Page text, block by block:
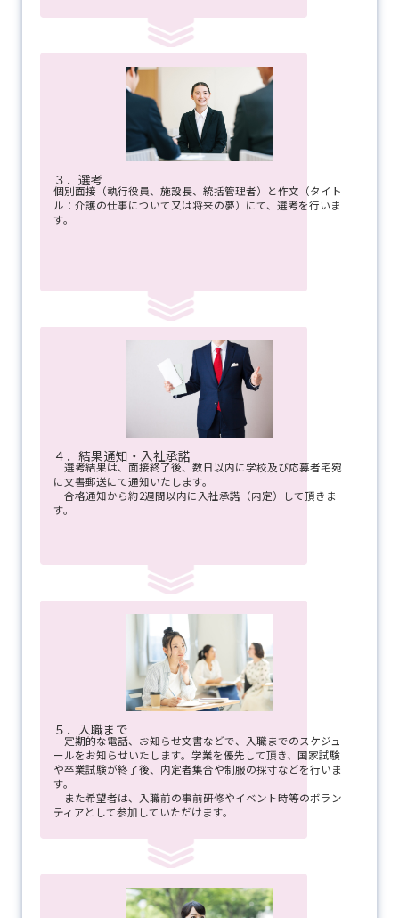
３．選考
個別面接（執行役員、施設長、統括管理者）と作文（タイト
ル：介護の仕事について又は将来の夢）にて、選考を行いま
す。
４．結果通知・入社承諾
選考結果は、面接終了後、数日以内に学校及び応募者宅宛
に文書郵送にて通知いたします。
合格通知から約2週間以内に入社承諾（内定）して頂きま
す。
５．入職まで
定期的な電話、お知らせ文書などで、入職までのスケジュ
ールをお知らせいたします。学業を優先して頂き、国家試験
や卒業試験が終了後、内定者集合や制服の採寸などを行いま
す。
また希望者は、入職前の事前研修やイベント時等のボラン
ティアとして参加していただけます。